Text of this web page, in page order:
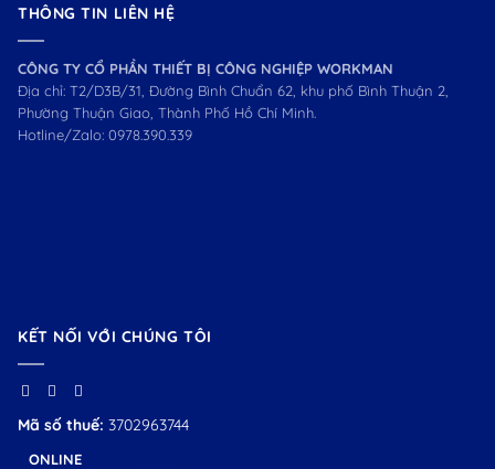
THÔNG TIN LIÊN HỆ
CÔNG TY CỔ PHẦN THIẾT BỊ CÔNG NGHIỆP WORKMAN
Địa chỉ: T2/D3B/31, Đường Bình Chuẩn 62, khu phố Bình Thuận 2,
Phường Thuận Giao, Thành Phố Hồ Chí Minh.
Hotline/Zalo: 0978.390.339
KẾT NỐI VỚI CHÚNG TÔI
Mã số thuế: 3702963744
ONLINE